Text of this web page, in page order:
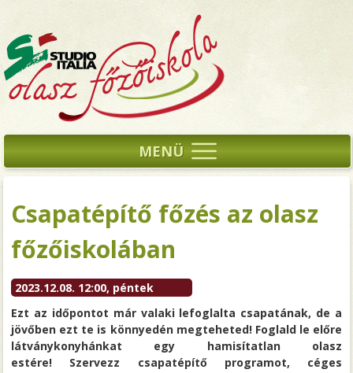
MENÜ
Csapatépítő főzés az olasz
főzőiskolában
2023.12.08. 12:00, péntek
Ezt az időpontot már valaki lefoglalta csapatának, de a
jövőben ezt te is könnyedén megteheted! Foglald le előre
látványkonyhánkat egy hamisítatlan olasz
estére! Szervezz csapatépítő programot, céges